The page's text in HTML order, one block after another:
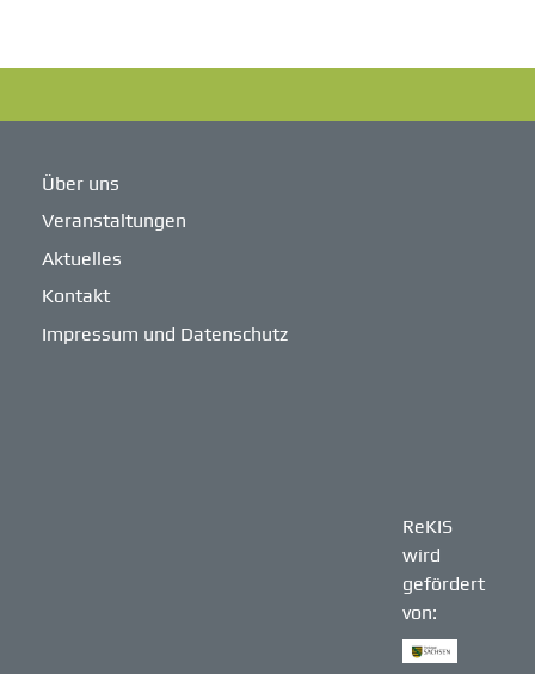
Über uns
Veranstaltungen
Aktuelles
Kontakt
Impressum und Datenschutz
ReKIS
wird
gefördert
von: